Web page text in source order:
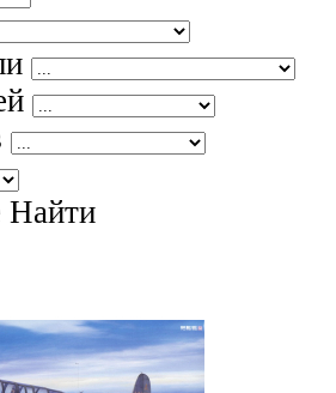
Найти